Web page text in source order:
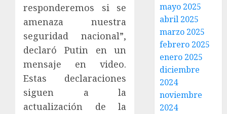
responderemos si se
amenaza nuestra
seguridad nacional”,
declaró Putin en un
mensaje en video.
Estas declaraciones
siguen a la
actualización de la
mayo 2025
abril 2025
marzo 2025
febrero 2025
enero 2025
diciembre
2024
noviembre
2024